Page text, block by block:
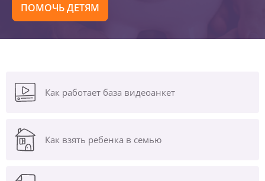
ПОМОЧЬ ДЕТЯМ
Как работает база видеоанкет
Как взять ребенка в семью